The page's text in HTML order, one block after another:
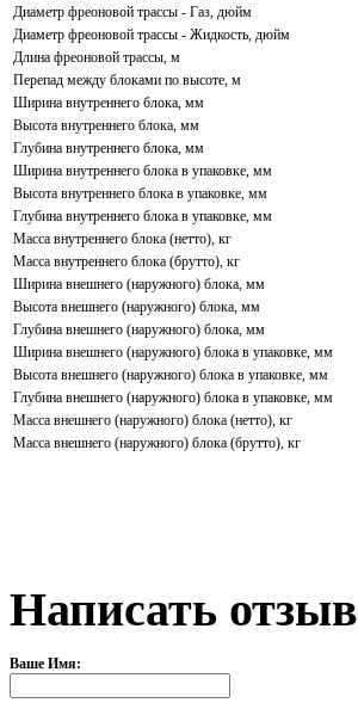
Диаметр фреоновой трассы - Газ, дюйм
Диаметр фреоновой трассы - Жидкость, дюйм
Длина фреоновой трассы, м
Перепад между блоками по высоте, м
Ширина внутреннего блока, мм
Высота внутреннего блока, мм
Глубина внутреннего блока, мм
Ширина внутреннего блока в упаковке, мм
Высота внутреннего блока в упаковке, мм
Глубина внутреннего блока в упаковке, мм
Масса внутреннего блока (нетто), кг
Масса внутреннего блока (брутто), кг
Ширина внешнего (наружного) блока, мм
Высота внешнего (наружного) блока, мм
Глубина внешнего (наружного) блока, мм
Ширина внешнего (наружного) блока в упаковке, мм
Высота внешнего (наружного) блока в упаковке, мм
Глубина внешнего (наружного) блока в упаковке, мм
Масса внешнего (наружного) блока (нетто), кг
Масса внешнего (наружного) блока (брутто), кг
Написать отзыв
Ваше Имя: